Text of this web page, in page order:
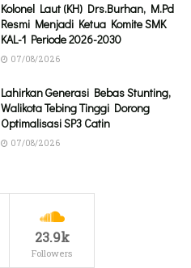
Kolonel Laut (KH) Drs.Burhan, M.Pd
Resmi Menjadi Ketua Komite SMK
KAL-1 Periode 2026-2030
07/08/2026
Lahirkan Generasi Bebas Stunting,
Walikota Tebing Tinggi Dorong
Optimalisasi SP3 Catin
07/08/2026
23.9k
Followers